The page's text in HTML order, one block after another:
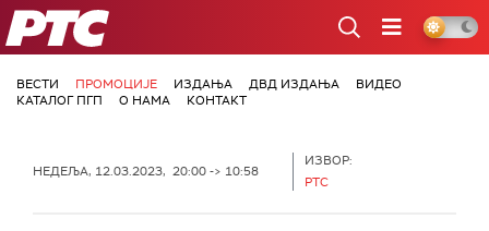
РТС
ВЕСТИ ПРОМОЦИЈЕ ИЗДАЊА ДВД ИЗДАЊА
ВИДЕО
КАТАЛОГ ПГП
О НАМА КОНТАКТ
НЕДЕЉА, 12.03.2023, 20:00 -> 10:58
ИЗВОР:
РТС